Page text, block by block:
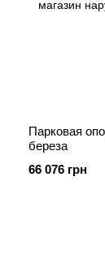
Парковая
береза
66 076 грн